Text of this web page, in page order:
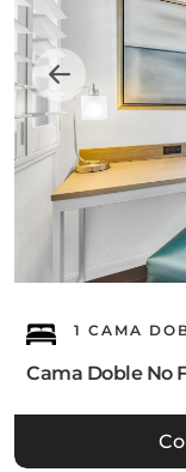
1 CAMA
Cama Doble No